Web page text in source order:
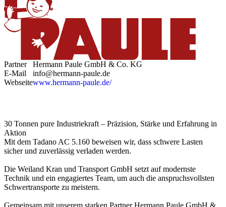
Partner
E-Mail
Webseite
Hermann Paule GmbH & Co. KG
info@hermann-paule.de
www.hermann-paule.de/
30 Tonnen pure Industriekraft – Präzision, Stärke und Erfahrung in
Aktion
Mit dem Tadano AC 5.160 beweisen wir, dass schwere Lasten
sicher und zuverlässig verladen werden.
Die Weiland Kran und Transport GmbH setzt auf modernste
Technik und ein engagiertes Team, um auch die anspruchsvollsten
Schwertransporte zu meistern.
Gemeinsam mit unserem starken Partner Hermann Paule GmbH &